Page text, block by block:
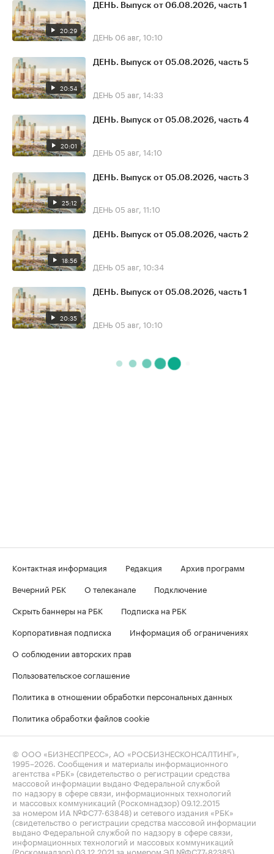
20:29
ДЕНЬ. Выпуск от 06.08.2026, часть 1
ДЕНЬ 06 авг, 10:10
20:54
ДЕНЬ. Выпуск от 05.08.2026, часть 5
ДЕНЬ 05 авг, 14:33
20:01
ДЕНЬ. Выпуск от 05.08.2026, часть 4
ДЕНЬ 05 авг, 14:10
25:12
ДЕНЬ. Выпуск от 05.08.2026, часть 3
ДЕНЬ 05 авг, 11:10
18:56
ДЕНЬ. Выпуск от 05.08.2026, часть 2
ДЕНЬ 05 авг, 10:34
20:35
ДЕНЬ. Выпуск от 05.08.2026, часть 1
ДЕНЬ 05 авг, 10:10
Контактная информация Редакция
Архив программ
Вечерний РБК
О телеканале
Подключение
Скрыть баннеры на РБК
Подписка на РБК
Корпоративная подписка
Информация об ограничениях
О соблюдении авторских прав
Пользовательское соглашение
Политика в отношении обработки персональных данных
Политика обработки файлов cookie
© ООО «БИЗНЕСПРЕСС», АО «РОСБИЗНЕСКОНСАЛТИНГ»,
1995–2026 . Сообщения и материалы информационного
агентства «РБК» (свидетельство о регистрации средства
массовой информации выдано Федеральной службой
по надзору в сфере связи, информационных технологий
и массовых коммуникаций (Роскомнадзор) 09.12.2015
за номером ИА №ФС77-63848) и сетевого издания «РБК»
(свидетельство о регистрации средства массовой информации
выдано Федеральной службой по надзору в сфере связи,
информационных технологий и массовых коммуникаций
(Роскомнадзор) 03.12.2021 за номером ЭЛ №ФС77-82385)